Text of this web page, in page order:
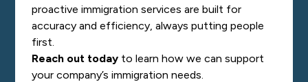
proactive immigration services are built for
accuracy and efficiency, always putting people
first.
Reach out today to learn how we can support
your company’s immigration needs.